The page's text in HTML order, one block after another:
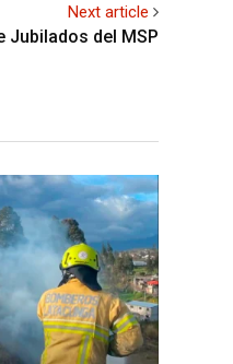
Next article
Jubilados del MSP